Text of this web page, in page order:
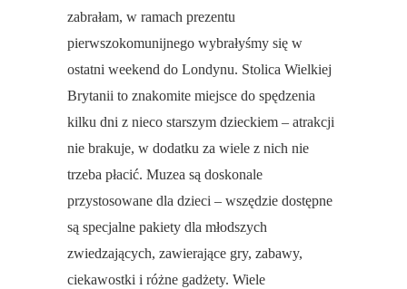
zabrałam, w ramach prezentu
pierwszokomunijnego wybrałyśmy się w
ostatni weekend do Londynu. Stolica Wielkiej
Brytanii to znakomite miejsce do spędzenia
kilku dni z nieco starszym dzieckiem – atrakcji
nie brakuje, w dodatku za wiele z nich nie
trzeba płacić. Muzea są doskonale
przystosowane dla dzieci – wszędzie dostępne
są specjalne pakiety dla młodszych
zwiedzających, zawierające gry, zabawy,
ciekawostki i różne gadżety. Wiele